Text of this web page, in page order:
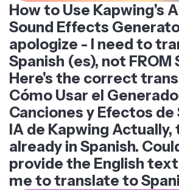
How to Use Kapwing's
Sound Effects
apologize - I need to
Spanish (es), not FROM
Here's the correct
Cómo Usar el
Canciones y Efectos de
IA de Kapwing
already in Spanish.
provide the English text
me to translate to